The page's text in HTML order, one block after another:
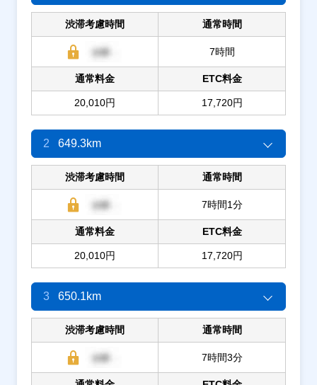
渋滞考慮時間 通常時間
7時間
通常料金
20,010円
ETC料金
17,720円
2 649.3km
渋滞考慮時間 通常時間
7時間1分
通常料金
20,010円
ETC料金
17,720円
3 650.1km
渋滞考慮時間 通常時間
7時間3分